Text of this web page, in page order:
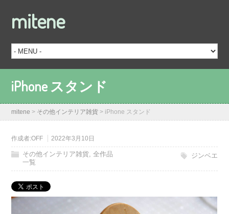
mitene
iPhone スタンド
mitene > その他インテリア雑貨 > iPhone スタンド
作成者:OFF 2022年3月10日
その他インテリア雑貨,全作品
一覧
ジンベエ